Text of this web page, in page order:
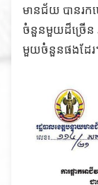
មានជ័យ បានរក
ចំនួនមួយដ៏ច្រើន
មួយចំនួនផងដែរ